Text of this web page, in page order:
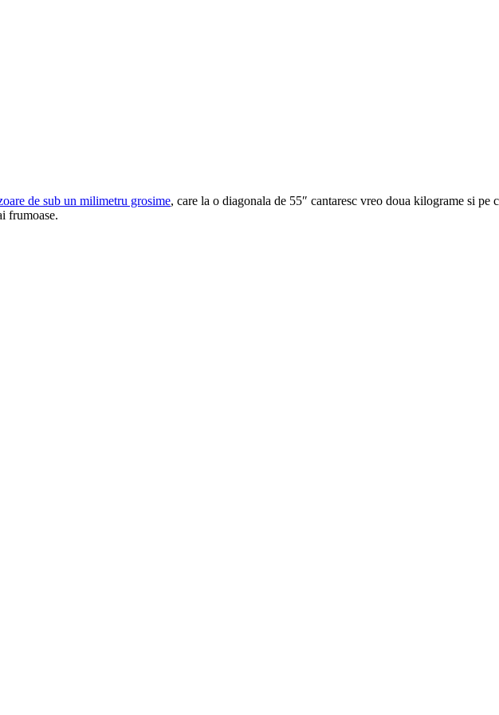
de sub un milimetru grosime, care la o diagonala de 55″ cantaresc vreo doua kilograme si pe
frumoase.